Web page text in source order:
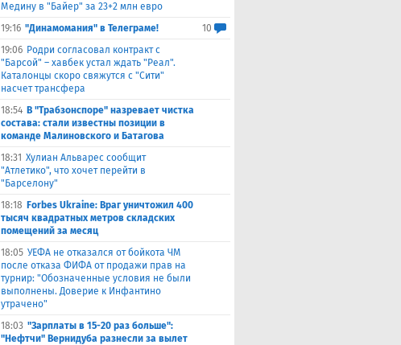
Медину в "Байер" за 23+2 млн евро
19:16 "Динамомания" в Телеграме!
10
19:06 Родри согласовал контракт с
"Барсой" – хавбек устал ждать "Реал".
Каталонцы скоро свяжутся с "Сити"
насчет трансфера
18:54 В "Трабзонспоре" назревает чистка
состава: стали известны позиции в
команде Малиновского и Батагова
18:31 Хулиан Альварес сообщит
"Атлетико", что хочет перейти в
"Барселону"
18:18 Forbes Ukraine: Враг уничтожил 400
тысяч квадратных метров складских
помещений за месяц
18:05 УЕФА не отказался от бойкота ЧМ
после отказа ФИФА от продажи прав на
турнир: "Обозначенные условия не были
выполнены. Доверие к Инфантино
утрачено"
18:03 "Зарплаты в 15-20 раз больше":
"Нефтчи" Вернидуба разнесли за вылет